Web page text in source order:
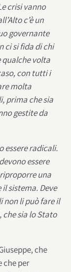
crisi vanno
c’è un
governante
ci si fida di chi
qualche volta
con tutti i
molta
prima che sia
gestite da
essere radicali.
essere
una
sistema. Deve
non li può fare il
che sia lo Stato
che
che per